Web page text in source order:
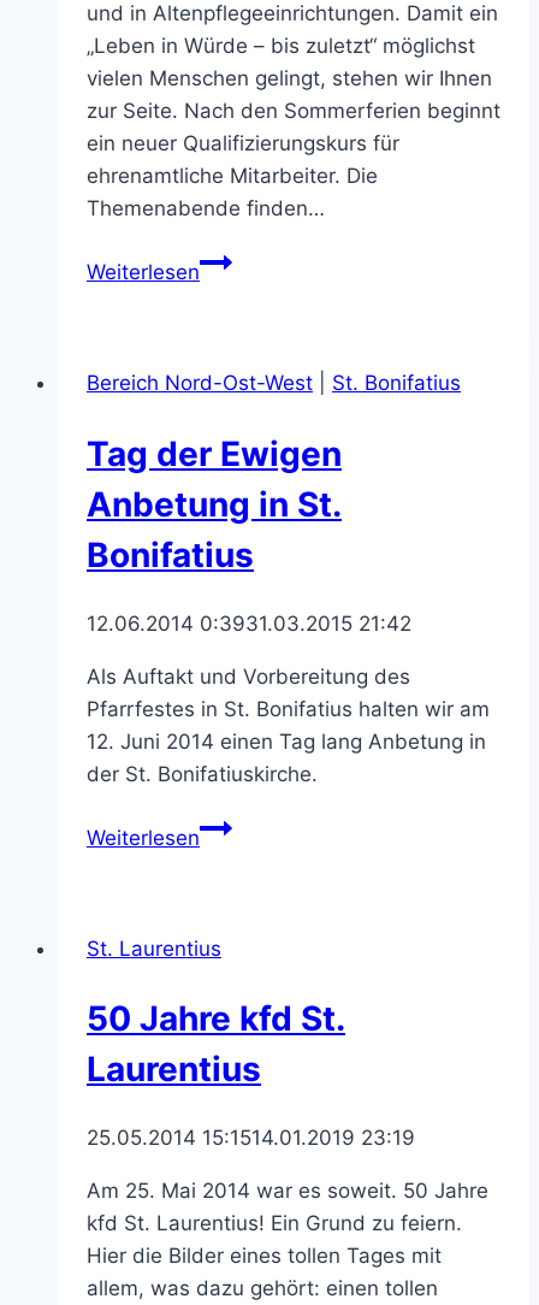
und in Altenpflegeeinrichtungen. Damit ein
„Leben in Würde – bis zuletzt“ möglichst
vielen Menschen gelingt, stehen wir Ihnen
zur Seite. Nach den Sommerferien beginnt
ein neuer Qualifizierungskurs für
ehrenamtliche Mitarbeiter. Die
Themenabende finden…
WeiterlesenHospizdienst
Bereich Nord-Ost-West
St. Bonifatius
Tag der Ewigen
Anbetung in St.
Bonifatius
12.06.2014 0:3931.03.2015 21:42
Als Auftakt und Vorbereitung des
Pfarrfestes in St. Bonifatius halten wir am
12. Juni 2014 einen Tag lang Anbetung in
der St. Bonifatiuskirche.
WeiterlesenTag
in
Bonifatius
St. Laurentius
50 Jahre kfd St.
Laurentius
25.05.2014 15:1514.01.2019 23:19
Am 25. Mai 2014 war es soweit. 50 Jahre
kfd St. Laurentius! Ein Grund zu feiern.
Hier die Bilder eines tollen Tages mit
allem, was dazu gehört: einen tollen